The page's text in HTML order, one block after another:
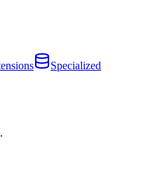
Specialized